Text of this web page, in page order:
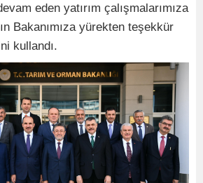
eden yatırım çalışmalarımıza
Bakanımıza yürekten teşekkür
kullandı.